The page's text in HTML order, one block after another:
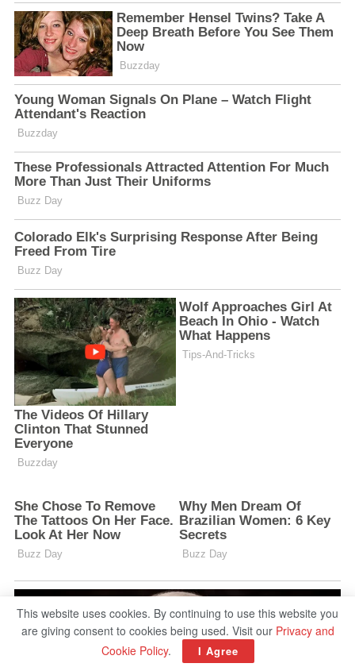
This website uses cookies. By continuing to use this website you
are giving consent to cookies being used. Visit our Privacy and
Cookie Policy. I Agree